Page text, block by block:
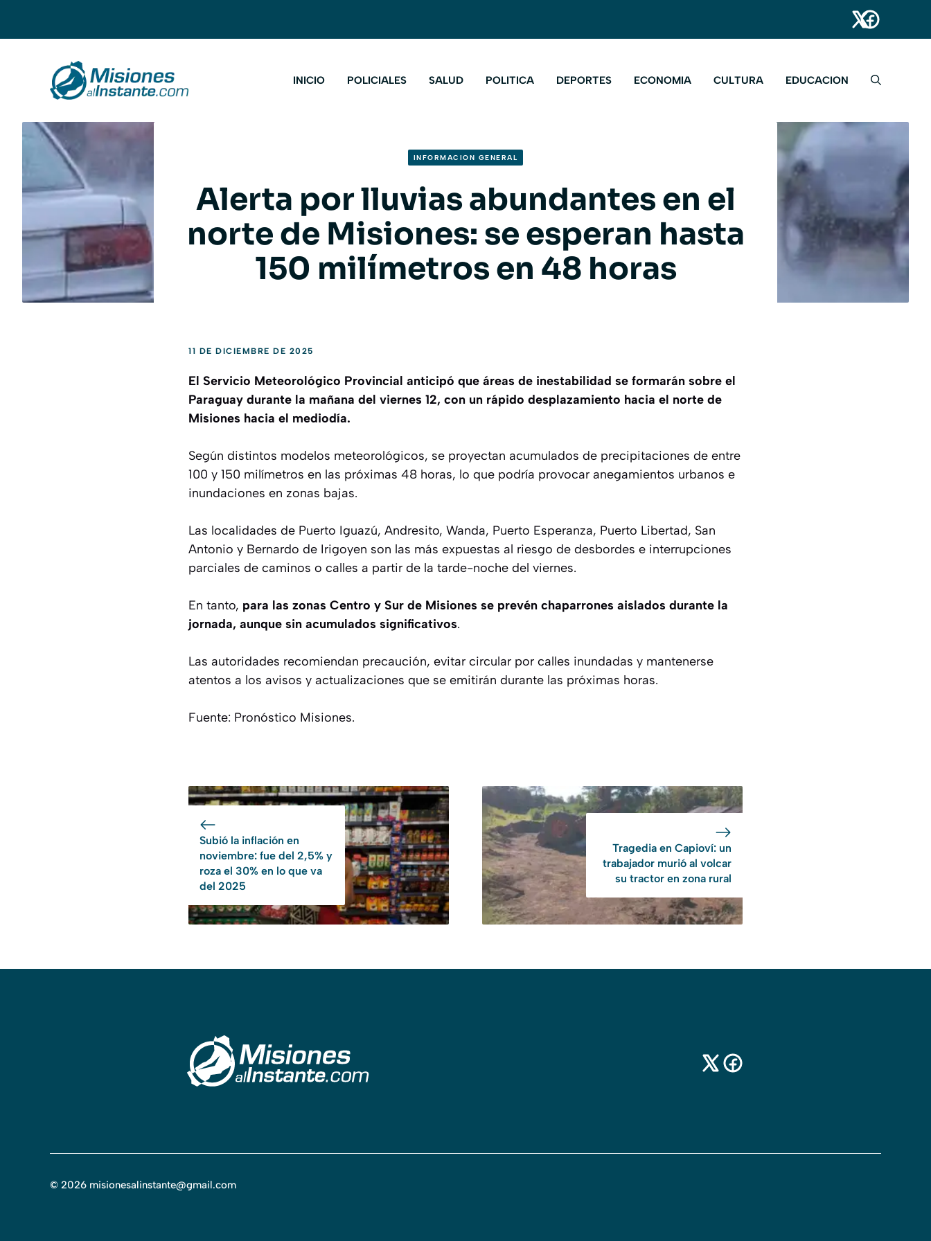
INICIO POLICIALES SALUD POLITICA DEPORTES ECONOMIA CULTURA EDUCACION
INFORMACION GENERAL
Alerta por lluvias abundantes en el
norte de Misiones: se esperan hasta
150 milímetros en 48 horas
11 DE DICIEMBRE DE 2025
El Servicio Meteorológico Provincial anticipó que áreas de inestabilidad se formarán sobre el
Paraguay durante la mañana del viernes 12, con un rápido desplazamiento hacia el norte de
Misiones hacia el mediodía.
Según distintos modelos meteorológicos, se proyectan acumulados de precipitaciones de entre
100 y 150 milímetros en las próximas 48 horas, lo que podría provocar anegamientos urbanos e
inundaciones en zonas bajas.
Las localidades de Puerto Iguazú, Andresito, Wanda, Puerto Esperanza, Puerto Libertad, San
Antonio y Bernardo de Irigoyen son las más expuestas al riesgo de desbordes e interrupciones
parciales de caminos o calles a partir de la tarde-noche del viernes.
En tanto, para las zonas Centro y Sur de Misiones se prevén chaparrones aislados durante la
jornada, aunque sin acumulados significativos.
Las autoridades recomiendan precaución, evitar circular por calles inundadas y mantenerse
atentos a los avisos y actualizaciones que se emitirán durante las próximas horas.
Fuente: Pronóstico Misiones.
Subió la inflación en
noviembre: fue del 2,5% y
roza el 30% en lo que va
del 2025
Tragedia en Capioví: un
trabajador murió al volcar
su tractor en zona rural
© 2026 misionesalinstante@gmail.com